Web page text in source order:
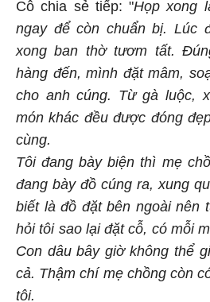
Cô chia sẻ tiếp: "Họp xong
ngay để còn chuẩn bị. Lúc
xong ban thờ tươm tất.
hàng đến, mình đặt mâm,
cho anh cúng. Từ gà luộc,
món khác đều được đóng
cùng.
Tôi đang bày biện thì mẹ
đang bày đồ cúng ra, xung
biết là đồ đặt bên ngoài nên
hỏi tôi sao lại đặt cỗ, có mỗi
Con dâu bây giờ không thể
cả. Thậm chí mẹ chồng còn
tôi.